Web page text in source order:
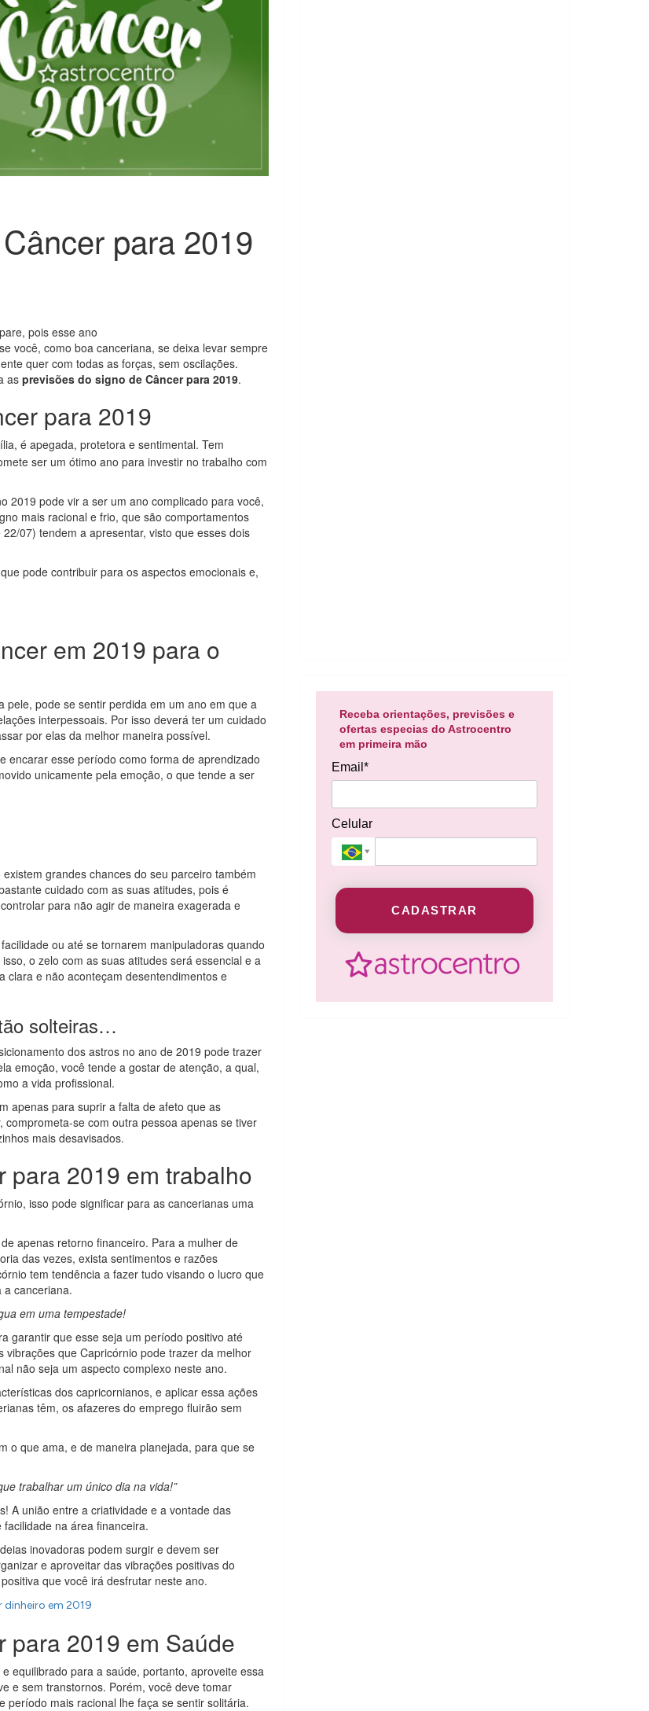
para 2019
pois esse ano
você, como boa canceriana, se deixa levar sempre
quer com todas as forças, sem oscilações.
as previsões do signo de Câncer para 2019.
para 2019
é apegada, protetora e sentimental. Tem
ser um ótimo ano para investir no trabalho com
2019 pode vir a ser um ano complicado para você,
mais racional e frio, que são comportamentos
07) tendem a apresentar, visto que esses dois
pode contribuir para os aspectos emocionais e,
em 2019 para o
pele, pode se sentir perdida em um ano em que a
interpessoais. Por isso deverá ter um cuidado
por elas da melhor maneira possível.
encarar esse período como forma de aprendizado
unicamente pela emoção, o que tende a ser
grandes chances do seu parceiro também
cuidado com as suas atitudes, pois é
para não agir de maneira exagerada e
ou até se tornarem manipuladoras quando
o zelo com as suas atitudes será essencial e a
clara e não aconteçam desentendimentos e
solteiras…
dos astros no ano de 2019 pode trazer
emoção, você tende a gostar de atenção, a qual,
a vida profissional.
apenas para suprir a falta de afeto que as
se com outra pessoa apenas se tiver
mais desavisados.
para 2019 em trabalho
isso pode significar para as cancerianas uma
apenas retorno financeiro. Para a mulher de
das vezes, exista sentimentos e razões
tem tendência a fazer tudo visando o lucro que
a canceriana.
em uma tempestade!
garantir que esse seja um período positivo até
que Capricórnio pode trazer da melhor
não seja um aspecto complexo neste ano.
dos capricornianos, e aplicar essa ações
têm, os afazeres do emprego fluirão sem
o que ama, e de maneira planejada, para que se
trabalhar um único dia na vida!”
A união entre a criatividade e a vontade das
na área financeira.
inovadoras podem surgir e devem ser
e aproveitar das vibrações positivas do
que você irá desfrutar neste ano.
em 2019
para 2019 em Saúde
equilibrado para a saúde, portanto, aproveite essa
e sem transtornos. Porém, você deve tomar
mais racional lhe faça se sentir solitária.
Receba orientações, previsões e
ofertas especias do Astrocentro
em primeira mão
Email*
Celular
CADASTRAR